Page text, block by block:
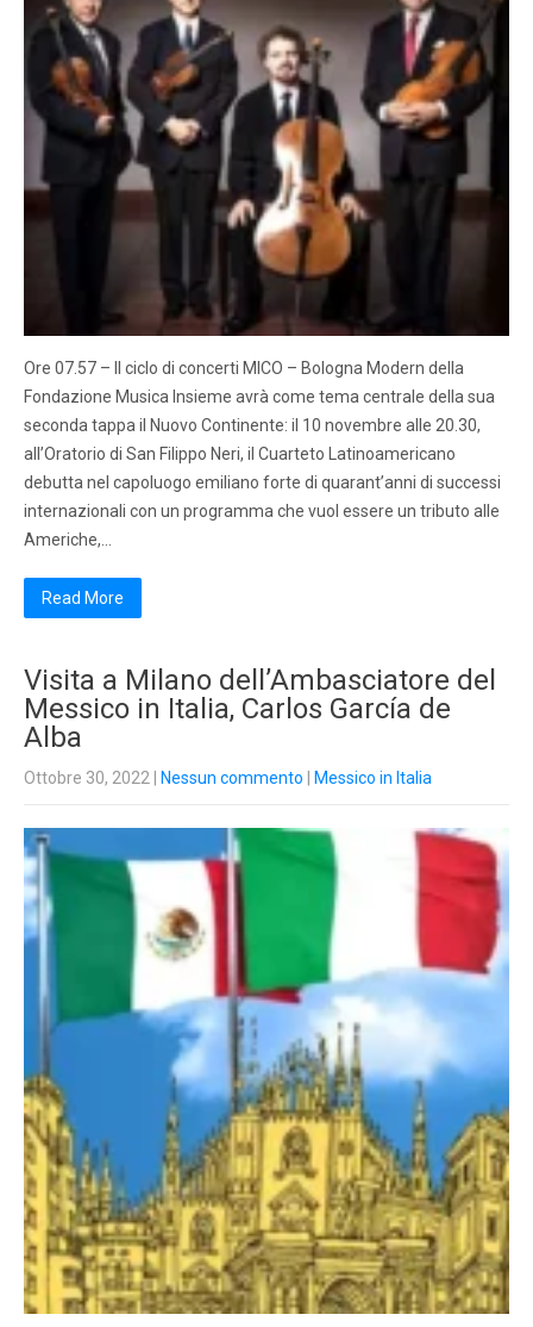
Ore 07.57 – Il ciclo di concerti MICO – Bologna Modern della
Fondazione Musica Insieme avrà come tema centrale della sua
seconda tappa il Nuovo Continente: il 10 novembre alle 20.30,
all’Oratorio di San Filippo Neri, il Cuarteto Latinoamericano
debutta nel capoluogo emiliano forte di quarant’anni di successi
internazionali con un programma che vuol essere un tributo alle
Americhe,…
Read More
Visita a Milano dell’Ambasciatore del
Messico in Italia, Carlos García de
Alba
Ottobre 30, 2022 Nessun commento Messico in Italia